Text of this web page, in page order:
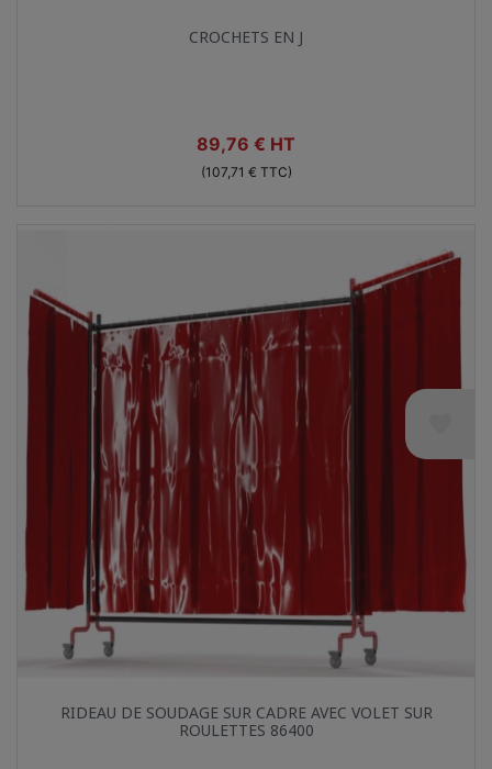
Aperçu rapide
CROCHETS EN J
Prix
89,76 € HT
(107,71 € TTC)
 Aperçu rapide
RIDEAU DE SOUDAGE SUR CADRE AVEC VOLET SUR
ROULETTES 86400